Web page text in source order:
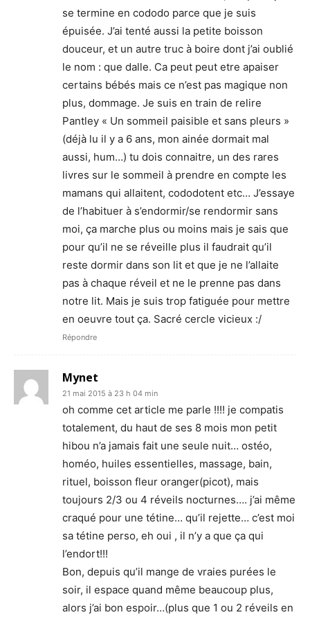
se termine en cododo parce que je suis
épuisée. J’ai tenté aussi la petite boisson
douceur, et un autre truc à boire dont j’ai oublié
le nom : que dalle. Ca peut peut etre apaiser
certains bébés mais ce n’est pas magique non
plus, dommage. Je suis en train de relire
Pantley « Un sommeil paisible et sans pleurs »
(déjà lu il y a 6 ans, mon ainée dormait mal
aussi, hum…) tu dois connaitre, un des rares
livres sur le sommeil à prendre en compte les
mamans qui allaitent, cododotent etc… J’essaye
de l’habituer à s’endormir/se rendormir sans
moi, ça marche plus ou moins mais je sais que
pour qu’il ne se réveille plus il faudrait qu’il
reste dormir dans son lit et que je ne l’allaite
pas à chaque réveil et ne le prenne pas dans
notre lit. Mais je suis trop fatiguée pour mettre
en oeuvre tout ça. Sacré cercle vicieux :/
Répondre
Mynet
21 mai 2015 à 23 h 04 min
oh comme cet article me parle !!!! je compatis
totalement, du haut de ses 8 mois mon petit
hibou n’a jamais fait une seule nuit… ostéo,
homéo, huiles essentielles, massage, bain,
rituel, boisson fleur oranger(picot), mais
toujours 2/3 ou 4 réveils nocturnes…. j’ai même
craqué pour une tétine… qu’il rejette… c’est moi
sa tétine perso, eh oui , il n’y a que ça qui
l’endort!!!
Bon, depuis qu’il mange de vraies purées le
soir, il espace quand même beaucoup plus,
alors j’ai bon espoir…(plus que 1 ou 2 réveils en